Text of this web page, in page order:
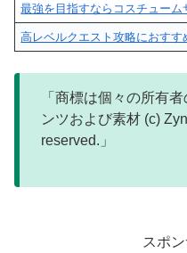
最強を目指すならコスチューム
高レベルクエスト攻略におすす
「商標は個々の所有
ンツおよび素材 (c)
reserved.」
スポ